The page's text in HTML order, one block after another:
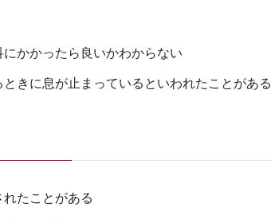
かかったら良いかわからない
きに息が止まっているといわれたことがある
たことがある